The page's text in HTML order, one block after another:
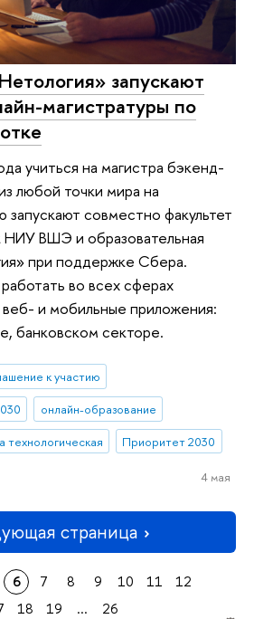
запускают
магистратуры по
учиться на магистра бэкенд-
любой точки мира на
запускают совместно факультет
НИУ ВШЭ и образовательная
при поддержке Сбера.
во всех сферах
и мобильные приложения:
банковском секторе.
к участию
онлайн-образование
технологическая Приоритет 2030
4 мая
страница
6 7 8 9 10 11
12
18 19 ... 26